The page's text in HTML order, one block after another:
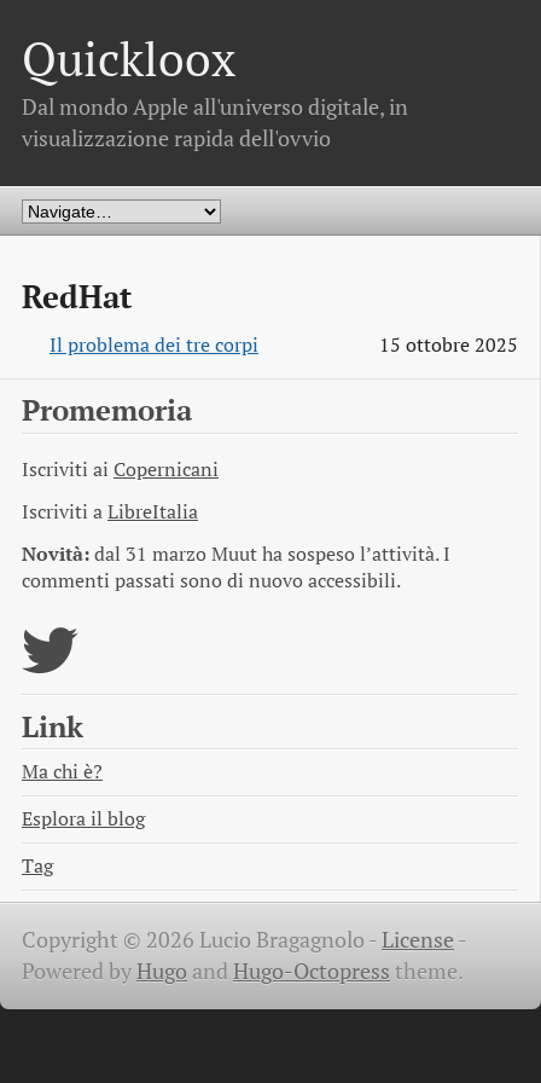
Quickloox
Dal mondo Apple all'universo digitale, in
visualizzazione rapida dell'ovvio
RedHat
Il problema dei tre corpi 15 ottobre 2025
Promemoria
Iscriviti ai Copernicani
Iscriviti aLibreItalia
Novità:dal 31 marzo Muut ha sospeso l’attività. I
commenti passati sono di nuovo accessibili.
Link
Ma chi è?
Esplora il blog
Tag
Copyright © 2026 Lucio Bragagnolo -License -
Powered byHugo and Hugo-Octopress theme.